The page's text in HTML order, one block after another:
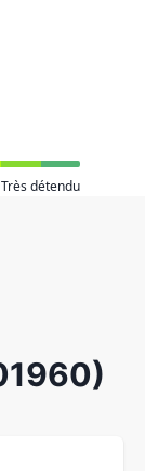
Très détendu